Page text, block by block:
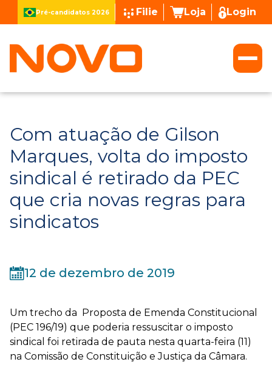
Pré-candidatos 2026 Filie Loja Login
Com atuação de Gilson
Marques, volta do imposto
sindical é retirado da PEC
que cria novas regras para
sindicatos
12 de dezembro de 2019
Um trecho da Proposta de Emenda Constitucional
(PEC 196/19) que poderia ressuscitar o imposto
sindical foi retirada de pauta nesta quarta-feira (11)
na Comissão de Constituição e Justiça da Câmara.